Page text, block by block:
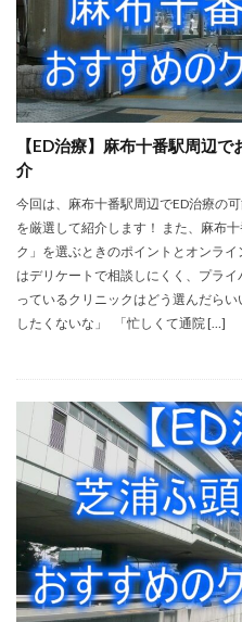
【ED治療】麻布十番駅周辺
介
今回は、麻布十番駅周辺でED治療の
を厳選して紹介します！ また、麻布
ク」を選ぶときのポイントとオンラ
はデリケートで相談しにくく、プラ
っているクリニックはどう選んだら
したくないな」 「忙しくて通院 […]